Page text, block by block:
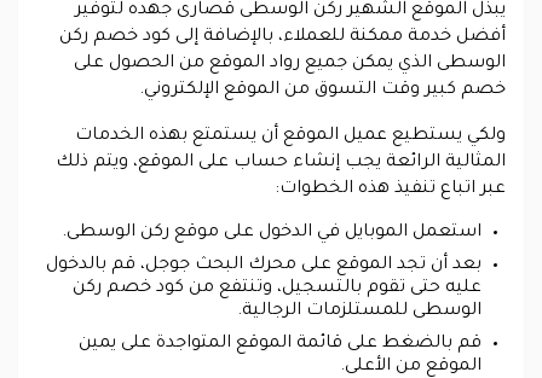
يبذل الموقع الشهير ركن الوسطى قصارى جهده لتوفير
أفضل خدمة ممكنة للعملاء، بالإضافة إلى كود خصم ركن
الوسطى الذي يمكن جميع رواد الموقع من الحصول على
خصم كبير وقت التسوق من الموقع الإلكتروني.
ولكي يستطيع عميل الموقع أن يستمتع بهذه الخدمات
المثالية الرائعة يجب إنشاء حساب على الموقع، ويتم ذلك
عبر اتباع تنفيذ هذه الخطوات:
استعمل الموبايل في الدخول على موقع ركن الوسطى.
بعد أن تجد الموقع على محرك البحث جوجل، قم بالدخول
عليه حتى تقوم بالتسجيل، وتنتفع من كود خصم ركن
الوسطى للمستلزمات الرجالية.
قم بالضغط على قائمة الموقع المتواجدة على يمين
الموقع من الأعلى.